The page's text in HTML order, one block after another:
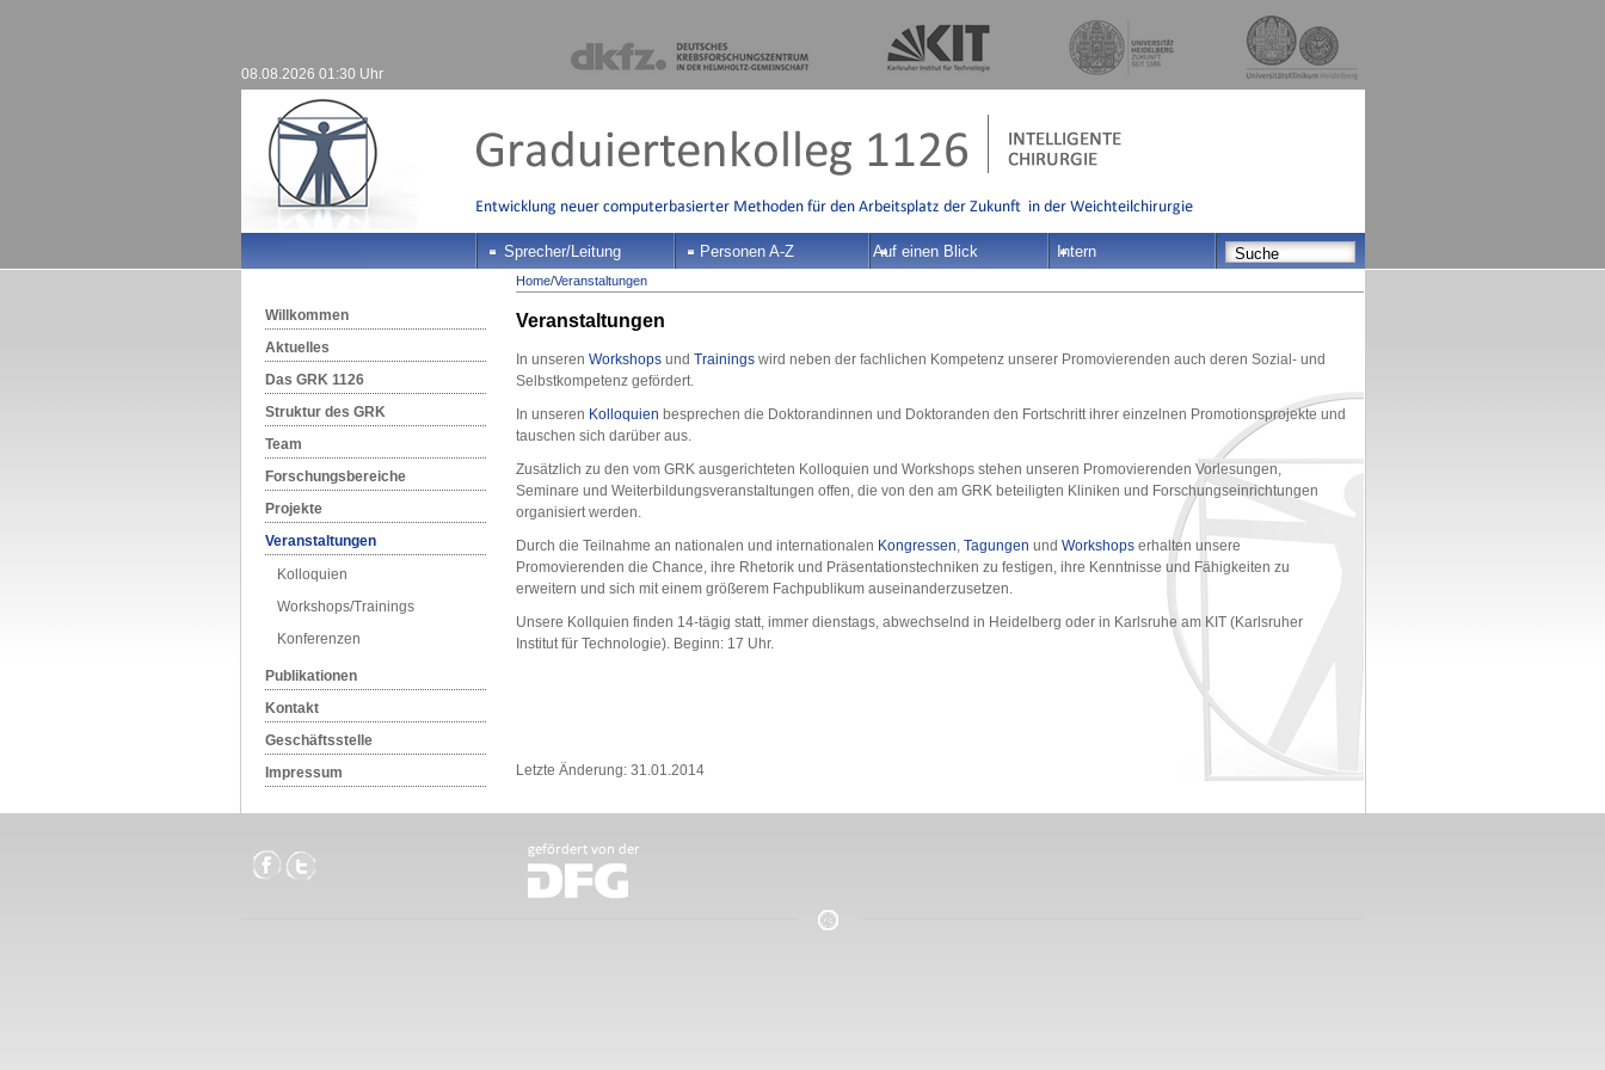
08.08.2026 01:30 Uhr
Sprecher/Leitung Personen A-Z Auf einen Blick Intern
Willkommen
Aktuelles
Das GRK 1126
Struktur des GRK
Team
Forschungsbereiche
Projekte
Veranstaltungen
Kolloquien
Workshops/Trainings
Konferenzen
Publikationen
Kontakt
Geschäftsstelle
Impressum
Home/Veranstaltungen
Veranstaltungen
In unseren Workshopsund Trainingswird neben der fachlichen Kompetenz unserer Promovierenden auch deren Sozial- und
Selbstkompetenz gefördert.
In unseren Kolloquien besprechen die Doktorandinnen und Doktoranden den Fortschritt ihrer einzelnen Promotionsprojekte und
tauschen sich darüber aus.
Zusätzlich zu den vom GRK ausgerichteten Kolloquien und Workshops stehen unseren Promovierenden Vorlesungen,
Seminare und Weiterbildungsveranstaltungen offen, die von den am GRK beteiligten Kliniken und Forschungseinrichtungen
organisiert werden.
Durch die Teilnahme an nationalen und internationalen Kongressen, Tagungen und Workshopserhalten unsere
Promovierenden die Chance, ihre Rhetorik und Präsentationstechniken zu festigen, ihre Kenntnisse und Fähigkeiten zu
erweitern und sich mit einem größerem Fachpublikum auseinanderzusetzen.
Unsere Kollquien finden 14-tägig statt, immer dienstags, abwechselnd in Heidelberg oder in Karlsruhe am KIT (Karlsruher
Institut für Technologie). Beginn: 17 Uhr.
Letzte Änderung: 31.01.2014